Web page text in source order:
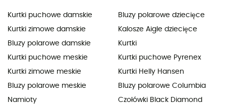
Kurtki puchowe damskie
Kurtki zimowe damskie
Bluzy polarowe damskie
Kurtki puchowe meskie
Kurtki zimowe meskie
Bluzy polarowe meskie
Namioty
Bluzy polarowe dziecięce
Kalosze Aigle dziecięce
Kurtki
Kurtki puchowe Pyrenex
Kurtki Helly Hansen
Bluzy polarowe Columbia
Czołówki Black Diamond